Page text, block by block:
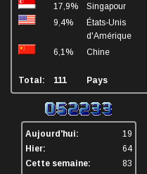
17,9%
Singapour
9,4%
États-Unis
d'Amérique
6,1%
Chine
Total: 111 Pays
Aujourd'hui:
19
Hier:
64
Cette semaine:
83